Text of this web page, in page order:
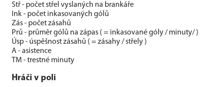
Stř - počet střel vyslaných na brankáře
Ink - počet inkasovaných gólů
Zás - počet zásahů
Prů - průměr gólů na zápas ( = inkasované góly / minuty/ )
Úsp - úspěšnost zásahů ( = zásahy / střely )
A - asistence
TM - trestné minuty
Hráči v poli